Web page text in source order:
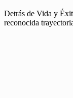
Detrás de Vida y
reconocida